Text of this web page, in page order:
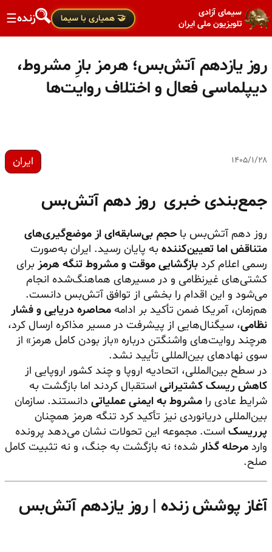
سیمای آزادی
تلویزیون ملی ایران
🤝 همیاری با سیما زنده☰
روز یازدهم آتش‌بس؛ هرمز بازِ مشروط،
دیپلماسی فعال و اختلاف روایت‌ها
۱۴۰۵/۱/۲۸ ایران
جمع‌بندی خبری روز دهم آتش‌بس
روز دهم آتش‌بس با حجم بی‌سابقه‌ای از موضع‌گیری‌های
متناقض اما تعیین‌کننده به پایان رسید. ایران به‌صورت
رسمی اعلام کرد بازگشایی موقت و مشروط تنگه هرمز برای
کشتی‌های غیرنظامی و در مسیرهای هماهنگ‌شده انجام
می‌شود و این اقدام را بخشی از توافق آتش‌بس دانست.
هم‌زمان، آمریکا ضمن تأکید بر ادامه محاصره دریایی و فشار
نظامی، سیگنال‌هایی از پیشرفت در مسیر مذاکره ارسال کرد،
هرچند روایت‌های واشنگتن درباره «باز بودن کامل هرمز» از
سوی نهادهای بین‌المللی تأیید نشد.
در سطح بین‌المللی، اتحادیه اروپا و چند کشور اروپایی از
کاهش ریسک کشتیرانی استقبال کردند اما بازگشت به
شرایط عادی را مشروط به ایمنی عملیاتی دانستند. سازمان
بین‌المللی دریانوردی نیز تأکید کرد تنگه هرمز همچنان
پرریسک است. مجموعه این تحولات نشان می‌دهد پرونده
وارد مرحله گذار شده؛ نه بازگشت به جنگ، و نه تثبیت کامل
صلح.
آغاز پوشش زنده | روز یازدهم آتش‌بس